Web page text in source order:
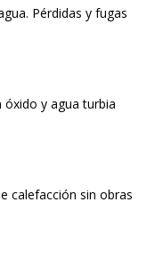
Pérdidas y fugas
óxido y agua turbia
calefacción sin obras